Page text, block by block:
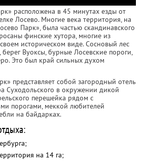
расположена в 45 минутах езды от
Лосево. Многие века территория, на
Парк», была частью скандинавского
финские хутора, многие из
историческом виде. Сосновый лес
Вуоксы, бурные Лосевские пороги,
Это был край сильных духом
представляет собой загородный отель
Суходольского в окружении дикой
перешейка рядом с
порогами, меккой любителей
на байдарках.
на 14 га;